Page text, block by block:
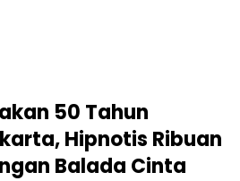
50 Tahun
Hipnotis Ribuan
Balada Cinta